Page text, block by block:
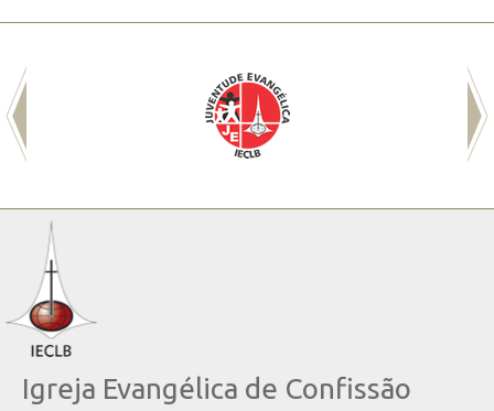
Igreja Evangélica de Confissão